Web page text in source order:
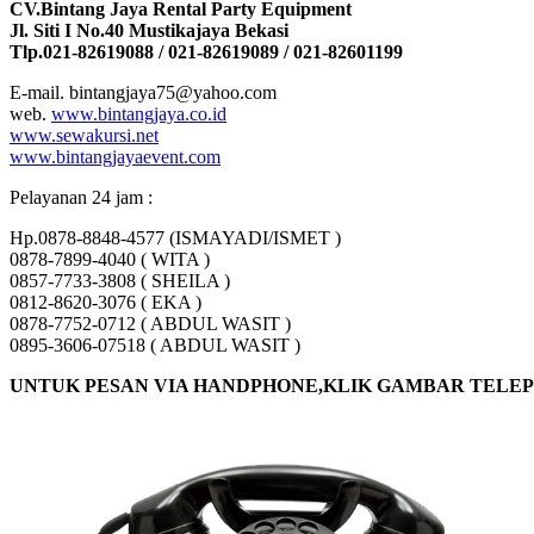
CV.Bintang Jaya Rental Party Equipment
Jl. Siti I No.40 Mustikajaya Bekasi
Tlp.021-82619088 / 021-82619089 / 021-82601199
E-mail. bintangjaya75@yahoo.com
web. www.bintangjaya.co.id
www.sewakursi.net
www.bintangjayaevent.com
Pelayanan 24 jam :
Hp.0878-8848-4577 (ISMAYADI/ISMET )
0878-7899-4040 ( WITA )
0857-7733-3808 ( SHEILA )
0812-8620-3076 ( EKA )
0878-7752-0712 ( ABDUL WASIT )
0895-3606-07518 ( ABDUL WASIT )
UNTUK PESAN VIA HANDPHONE,KLIK GAMBAR